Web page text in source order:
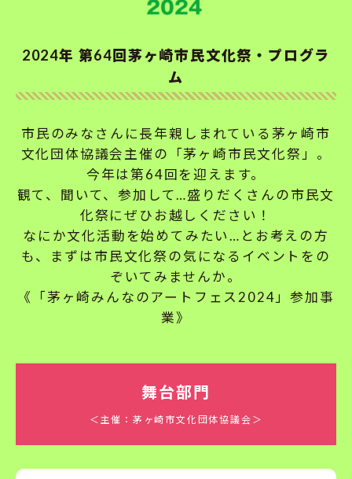
2024年 第64回茅ヶ崎市民文化祭・プログラ
ム
市民のみなさんに長年親しまれている茅ヶ崎市
文化団体協議会主催の「茅ヶ崎市民文化祭」。
今年は第64回を迎えます。
観て、聞いて、参加して…盛りだくさんの市民文
化祭にぜひお越しください！
なにか文化活動を始めてみたい…とお考えの方
も、まずは市民文化祭の気になるイベントをの
ぞいてみませんか。
《「茅ヶ崎みんなのアートフェス2024」参加事
業》
舞台部門
＜主催：茅ヶ崎市文化団体協議会＞